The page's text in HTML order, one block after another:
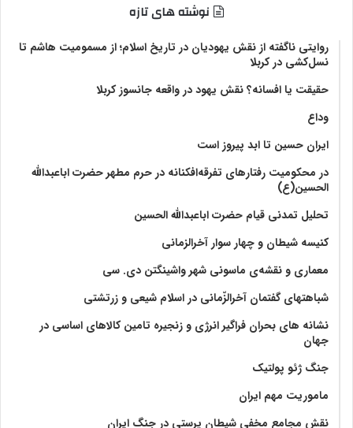
نوشته های تازه
روایتی ناگفته از نقش یهودیان در تاریخ اسلام؛ از مسمومیت هاشم تا
نسل‌کشی در کربلا
حقیقت یا افسانه؟‌ نقش یهود در واقعه جانسوز کربلا
وداع
ایران حسین تا ابد پیروز است
در محکومیت رفتارهای تفرقه‌افکنانه در حرم مطهر حضرت اباعبدالله
الحسین(ع)
تحلیل تمدنی قیام حضرت اباعبدالله الحسین
کنیسه شیطان و چهار سوار آخرالزمانی
معماری و نقشه‌ی ماسونی شهر واشينگتن دی. سی
شباهتهای گفتمان آخر‌الزّمانی در اسلام شیعی و زرتشتی
نشانه های بحران فراگیر انرژی و زنجیره تامین کالاهای اساسی در
جهان
جنگ ژئو پولتیک
ماموریت مهم ایران
نقش مجامع مخفی شیطان پرستی در جنگ ایران